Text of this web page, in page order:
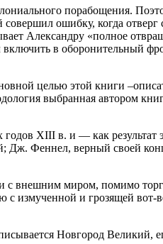
порабощения.
ошибку, когда
Александру «полное
в оборонительный
целью этой книги
выбранная автором
XIII в. и — как результат
Дж. Феннел, верный своей
с внешним миром, помимо
измученной и грозящей вот-
Новгород Великий,